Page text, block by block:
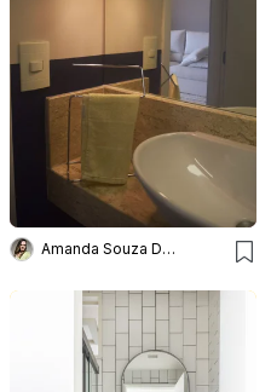
Amanda Souza Designer de Interiores